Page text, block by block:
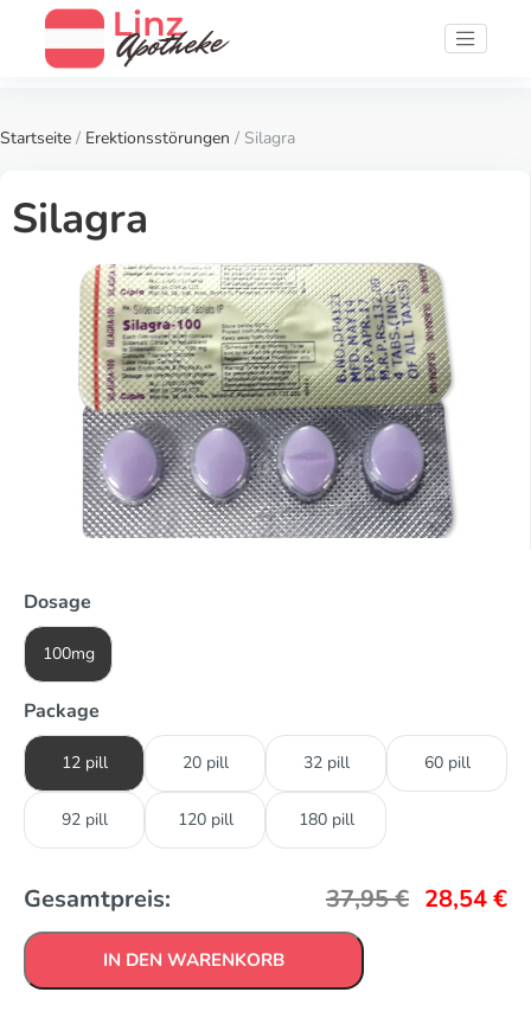
Startseite / Erektionsstörungen / Silagra
Silagra
Dosage
100mg
Package
12 pill 20 pill 32 pill 60 pill
92 pill 120 pill 180 pill
Gesamtpreis: 37,95€ 28,54€
IN DEN WARENKORB